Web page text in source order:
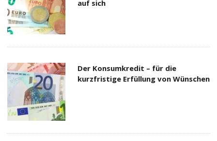
auf sich
Der Konsumkredit – für die
kurzfristige Erfüllung von Wünschen